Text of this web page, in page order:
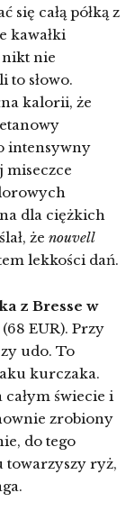
się całą półką z
kawałki
nikt nie
to słowo.
kalorii, że
intensywny
miseczce
dla ciężkich
że nouvell
lekkości dań.
z Bresse w
(68 EUR). Przy
udo. To
kurczaka.
całym świecie i
zrobiony
do tego
towarzyszy ryż,